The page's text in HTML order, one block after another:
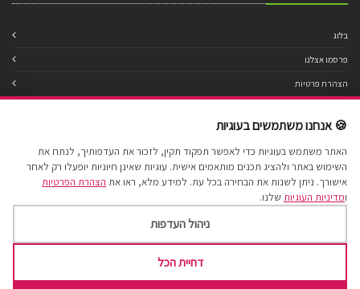
בלוג
פרסמו אצלנו
הצהרת פרטיות
תנאי שימוש
הצהרת נגישות
מפת אתר
Cake Factory 2017 © All Rights Reserved.
🍪 אנחנו משתמשים בעוגיות
האתר משתמש בעוגיות כדי לאפשר תפקוד תקין, לזכור את העדפותיך, לנתח את
השימוש באתר ולהציג תכנים מותאמים אישית. עוגיות שאינן חיוניות יופעלו רק לאחר
אישורך. ניתן לשנות את הבחירה בכל עת. למידע מלא, ראו את הצהרת הפרטיות
ומדיניות העוגיות שלנו.
ניהול העדפות
דחיית הכל